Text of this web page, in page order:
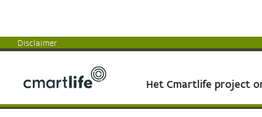
Disclaimer
Het Cmartlife project